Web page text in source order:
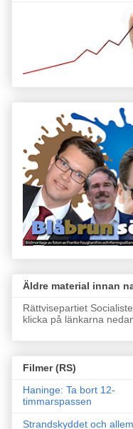
Äldre material innan
Rättvisepartiet
klicka på länkarna
Filmer (RS)
Haninge: Ta bort 12-
timmarspassen
Strandskyddet och